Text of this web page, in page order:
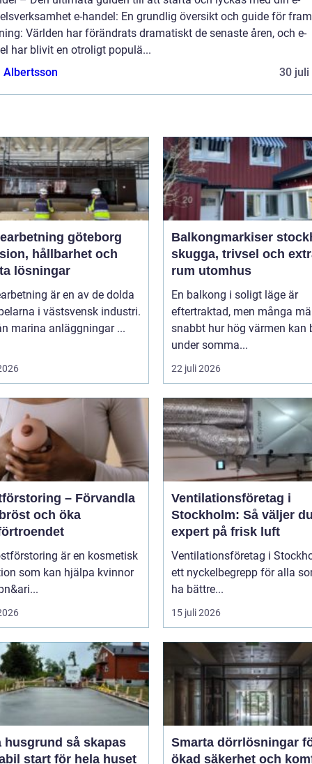
e-handel: En grundlig översikt och guide för
Världen har förändrats dramatiskt de senaste åren, och e-
har blivit en otroligt populä...
Albertsson
30 juli
göteborg
hållbarhet och
lösningar
är en av de dolda
i västsvensk industri.
marina anläggningar ...
Balkongmarkiser
skugga, trivsel och
rum utomhus
En balkong i soligt läge är
eftertraktad, men många
snabbt hur hög värmen kan
under somma...
22 juli 2026
– Förvandla
och öka
är en kosmetisk
som kan hjälpa kvinnor
Ventilationsföretag i
Stockholm: Så väljer
expert på frisk luft
Ventilationsföretag i
ett nyckelbegrepp för alla
ha bättre...
15 juli 2026
så skapas
start för hela huset
Smarta dörrlösningar
ökad säkerhet och